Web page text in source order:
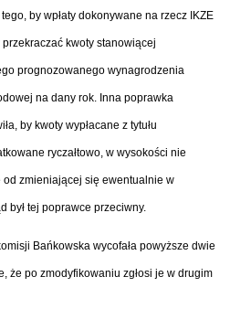
by wpłaty dokonywane na rzecz IKZE
kwoty stanowiącej
prognozowanego wynagrodzenia
na dany rok. Inna poprawka
by kwoty wypłacane z tytułu
ryczałtowo, w wysokości nie
zmieniającej się ewentualnie w
był tej poprawce przeciwny.
Bańkowska wycofała powyższe dwie
że po zmodyfikowaniu zgłosi je w drugim